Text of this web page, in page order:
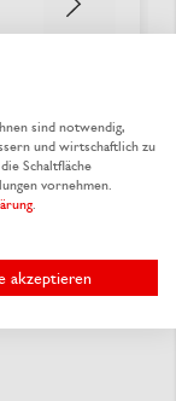
wählen
€ / St.
sind notwendig,
und wirtschaftlich zu
Schaltfläche
vornehmen.
akzeptieren